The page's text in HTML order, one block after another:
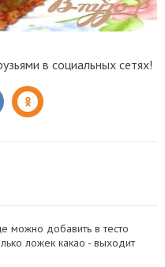
в социальных сетях!
можно добавить в тесто
ложек какао - выходит